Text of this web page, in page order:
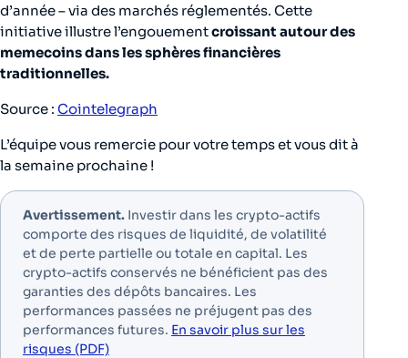
d’année – via des marchés réglementés. Cette
initiative illustre l’engouementcroissant autour des
memecoins dans les sphères financières
traditionnelles.
Source : Cointelegraph
L’équipe vous remercie pour votre temps et vous dit à
la semaine prochaine !
Avertissement. Investir dans les crypto-actifs
comporte des risques de liquidité, de volatilité
et de perte partielle ou totale en capital. Les
crypto-actifs conservés ne bénéficient pas des
garanties des dépôts bancaires. Les
performances passées ne préjugent pas des
performances futures. En savoir plus sur les
risques (PDF)